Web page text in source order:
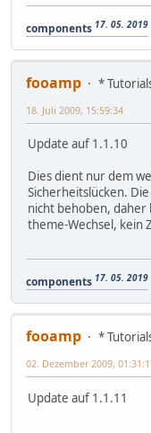
components 17. 05. 2019
fooamp *
18. Juli 2009, 15:59:34
Update auf 1.1.10
Dies dient nur dem
Sicherheitslücken.
nicht behoben, daher
theme-Wechsel, kein
components 17. 05. 2019
fooamp *
02. Dezember 2009,
Update auf 1.1.11